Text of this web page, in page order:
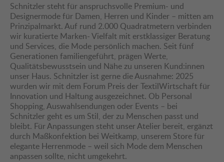
Schnitzler steht für anspruchsvolle Premium- und
Designermode für Damen, Herren und Kinder – mitten am
Prinzipalmarkt. Auf rund 2.000 Quadratmetern verbinden
wir kuratierte Marken- Vielfalt mit erstklassiger Beratung
und Services, die Mode persönlich machen. Seit fünf
Generationen familiengeführt, prägen Werte,
Qualitätsbewusstsein und Nähe zu unseren Kund:innen
unser Haus. Schnitzler ist gerne die Ausnahme: 2025
wurden wir mit dem Forum Preis der TextilWirtschaft für
Innovation und Haltung ausgezeichnet. Ob Personal
Shopping, Auswahlsendungen oder Events – bei
Schnitzler geht es um Stil, der zu Menschen passt und
bleibt. Für Anpassungen steht unser Atelier bereit, ergänzt
durch Maßkonfektion bei Weitkamp, unserem Store für
elegante Herrenmode – weil sich Mode dem Menschen
anpassen sollte, nicht umgekehrt.